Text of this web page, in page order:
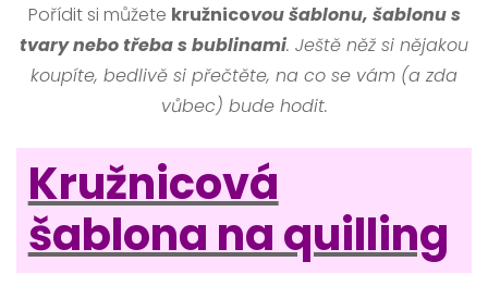
Pořídit si můžete kružnicovou šablonu, šablonu s
tvary nebo třeba s bublinami. Ještě něž si nějakou
koupíte, bedlivě si přečtěte, na co se vám (a zda
vůbec) bude hodit.
Kružnicová
šablona na quilling